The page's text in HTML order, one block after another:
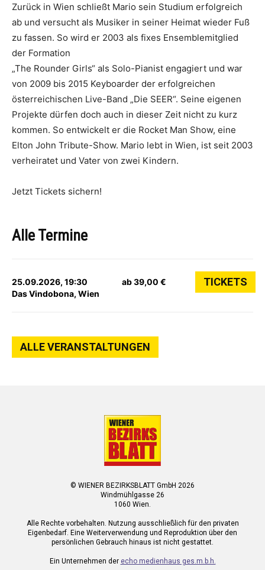
Zurück in Wien schließt Mario sein Studium erfolgreich
ab und versucht als Musiker in seiner Heimat wieder Fuß
zu fassen. So wird er 2003 als fixes Ensemblemitglied
der Formation
„The Rounder Girls“ als Solo-Pianist engagiert und war
von 2009 bis 2015 Keyboarder der erfolgreichen
österreichischen Live-Band „Die SEER“. Seine eigenen
Projekte dürfen doch auch in dieser Zeit nicht zu kurz
kommen. So entwickelt er die Rocket Man Show, eine
Elton John Tribute-Show. Mario lebt in Wien, ist seit 2003
verheiratet und Vater von zwei Kindern.
Jetzt Tickets sichern!
Alle Termine
25.09.2026, 19:30
Das Vindobona, Wien
ab 39,00 € TICKETS
ALLE VERANSTALTUNGEN
© WIENER BEZIRKSBLATT GmbH 2026
Windmühlgasse 26
1060 Wien.
Alle Rechte vorbehalten. Nutzung ausschließlich für den privaten
Eigenbedarf. Eine Weiterverwendung und Reproduktion über den
persönlichen Gebrauch hinaus ist nicht gestattet.
Ein Unternehmen der echo medienhaus ges.m.b.h.